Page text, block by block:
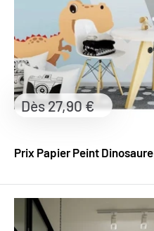
Prix Papier Peint Dinosaure
Prix
Dès 27,90 €